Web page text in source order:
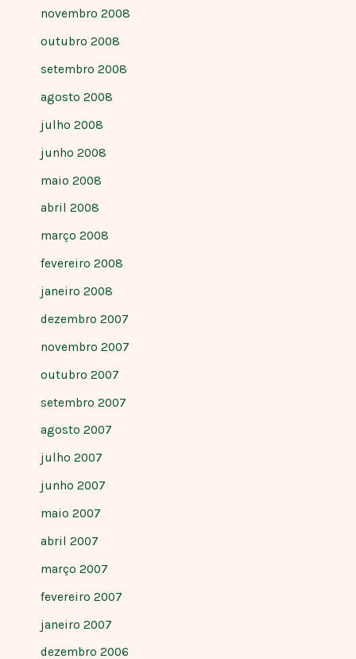
novembro 2008
outubro 2008
setembro 2008
agosto 2008
julho 2008
junho 2008
maio 2008
abril 2008
março 2008
fevereiro 2008
janeiro 2008
dezembro 2007
novembro 2007
outubro 2007
setembro 2007
agosto 2007
julho 2007
junho 2007
maio 2007
abril 2007
março 2007
fevereiro 2007
janeiro 2007
dezembro 2006